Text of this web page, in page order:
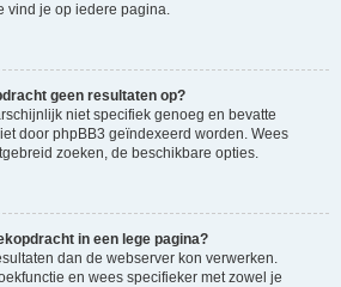
vind je op iedere pagina.
geen resultaten op?
niet specifiek genoeg en bevatte
door phpBB3 geïndexeerd worden. Wees
zoeken, de beschikbare opties.
in een lege pagina?
dan de webserver kon verwerken.
en wees specifieker met zowel je